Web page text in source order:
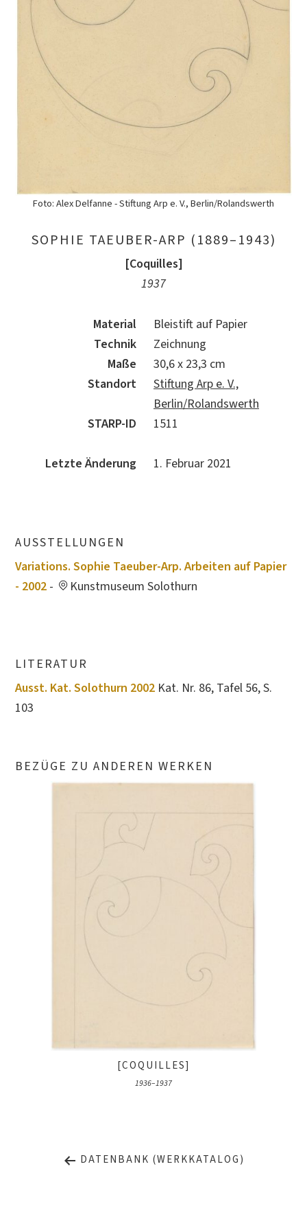
Foto: Alex Delfanne - Stiftung Arp e. V., Berlin/Rolandswerth
SOPHIE TAEUBER-ARP (1889–1943)
[Coquilles]
1937
Material
Bleistift auf Papier
Technik
Zeichnung
Maße
30,6 x 23,3 cm
Standort
Stiftung Arp e. V.,
Berlin/Rolandswerth
STARP-ID
1511
Letzte Änderung 1. Februar 2021
AUSSTELLUNGEN
Variations. Sophie Taeuber-Arp. Arbeiten auf Papier
- 2002 - Kunstmuseum Solothurn
LITERATUR
Ausst. Kat. Solothurn 2002 Kat. Nr. 86, Tafel 56, S.
103
BEZÜGE ZU ANDEREN WERKEN
[COQUILLES]
1936–1937
DATENBANK (WERKKATALOG)